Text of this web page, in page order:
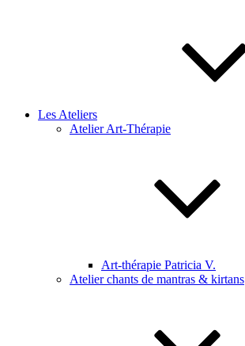
Les Ateliers
Atelier Art-Thérapie
Art-thérapie Patricia V.
Atelier chants de mantras & kirtans